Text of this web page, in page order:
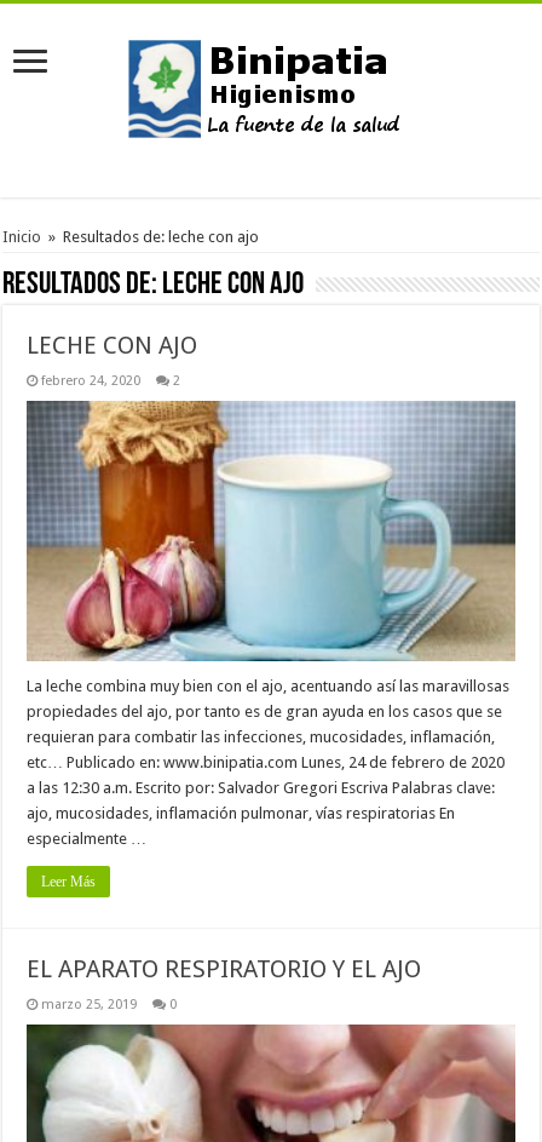
Inicio » Resultados de: leche con ajo
Resultados de: leche con ajo
LECHE CON AJO
febrero 24, 2020 2
La leche combina muy bien con el ajo, acentuando así las maravillosas
propiedades del ajo, por tanto es de gran ayuda en los casos que se
requieran para combatir las infecciones, mucosidades, inflamación,
etc… Publicado en: www.binipatia.com Lunes, 24 de febrero de 2020
a las 12:30 a.m. Escrito por: Salvador Gregori Escriva Palabras clave:
ajo, mucosidades, inflamación pulmonar, vías respiratorias En
especialmente …
Leer Más
EL APARATO RESPIRATORIO Y EL AJO
marzo 25, 2019 0